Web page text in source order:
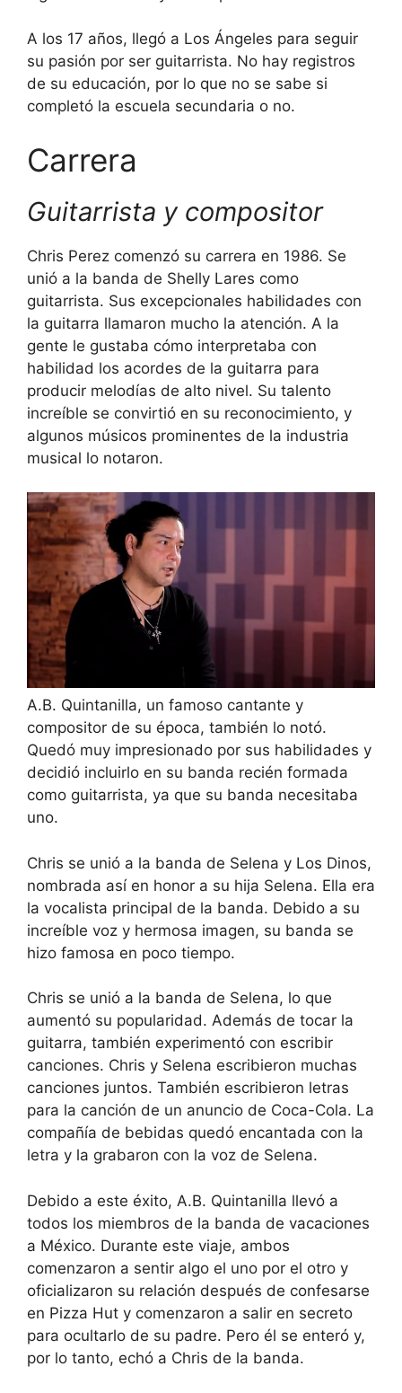
A los 17 años, llegó a Los Ángeles para seguir
su pasión por ser guitarrista. No hay registros
de su educación, por lo que no se sabe si
completó la escuela secundaria o no.
Carrera
Guitarrista y compositor
Chris Perez comenzó su carrera en 1986. Se
unió a la banda de Shelly Lares como
guitarrista. Sus excepcionales habilidades con
la guitarra llamaron mucho la atención. A la
gente le gustaba cómo interpretaba con
habilidad los acordes de la guitarra para
producir melodías de alto nivel. Su talento
increíble se convirtió en su reconocimiento, y
algunos músicos prominentes de la industria
musical lo notaron.
A.B. Quintanilla, un famoso cantante y
compositor de su época, también lo notó.
Quedó muy impresionado por sus habilidades y
decidió incluirlo en su banda recién formada
como guitarrista, ya que su banda necesitaba
uno.
Chris se unió a la banda de Selena y Los Dinos,
nombrada así en honor a su hija Selena. Ella era
la vocalista principal de la banda. Debido a su
increíble voz y hermosa imagen, su banda se
hizo famosa en poco tiempo.
Chris se unió a la banda de Selena, lo que
aumentó su popularidad. Además de tocar la
guitarra, también experimentó con escribir
canciones. Chris y Selena escribieron muchas
canciones juntos. También escribieron letras
para la canción de un anuncio de Coca-Cola. La
compañía de bebidas quedó encantada con la
letra y la grabaron con la voz de Selena.
Debido a este éxito, A.B. Quintanilla llevó a
todos los miembros de la banda de vacaciones
a México. Durante este viaje, ambos
comenzaron a sentir algo el uno por el otro y
oficializaron su relación después de confesarse
en Pizza Hut y comenzaron a salir en secreto
para ocultarlo de su padre. Pero él se enteró y,
por lo tanto, echó a Chris de la banda.